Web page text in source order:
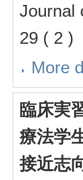
Journal
29 ( 2
More
臨床実
療法学
接近志